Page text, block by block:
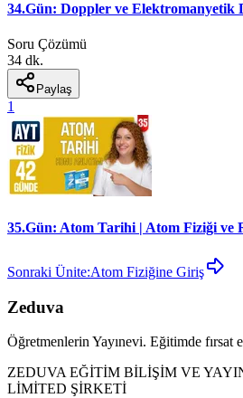
34.Gün: Doppler ve Elektromanyetik
Soru Çözümü
34 dk.
Paylaş
1
35.Gün: Atom Tarihi | Atom Fiziği ve
Sonraki Ünite:Atom Fiziğine Giriş
Zeduva
Öğretmenlerin Yayınevi. Eğitimde fırsat
ZEDUVA EĞİTİM BİLİŞİM VE
LİMİTED ŞİRKETİ